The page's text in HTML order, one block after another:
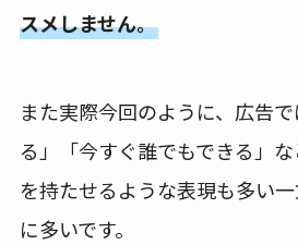
スメしません。
また実際今回のように、広告
る」「今すぐ誰でもできる」
を持たせるような表現も多い
に多いです。